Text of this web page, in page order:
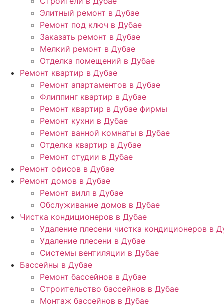
Элитный ремонт в Дубае
Ремонт под ключ в Дубае
Заказать ремонт в Дубае
Мелкий ремонт в Дубае
Отделка помещений в Дубае
Ремонт квартир в Дубае
Ремонт апартаментов в Дубае
Флиппинг квартир в Дубае
Ремонт квартир в Дубае фирмы
Ремонт кухни в Дубае
Ремонт ванной комнаты в Дубае
Отделка квартир в Дубае
Ремонт студии в Дубае
Ремонт офисов в Дубае
Ремонт домов в Дубае
Ремонт вилл в Дубае
Обслуживание домов в Дубае
Чистка кондиционеров в Дубае
Удаление плесени чистка кондиционеров в
Удаление плесени в Дубае
Системы вентиляции в Дубае
Бассейны в Дубае
Ремонт бассейнов в Дубае
Строительство бассейнов в Дубае
Монтаж бассейнов в Дубае